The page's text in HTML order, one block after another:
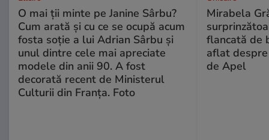
O mai ții minte pe Janine Sârbu?
Cum arată și cu ce se ocupă acum
fosta soție a lui Adrian Sârbu și
unul dintre cele mai apreciate
modele din anii 90. A fost
decorată recent de Ministerul
Culturii din Franța. Foto
Mirabela
flancată de
aflat
de Apel